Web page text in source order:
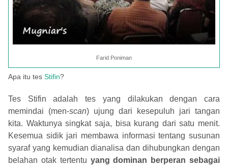
Farid Poniman
Apa itu tes Stifin?
Tes Stifin adalah tes yang dilakukan dengan cara
memindai (men-scan) ujung dari kesepuluh jari tangan
kita. Waktunya singkat saja, bisa kurang dari satu menit.
Kesemua sidik jari membawa informasi tentang susunan
syaraf yang kemudian dianalisa dan dihubungkan dengan
belahan otak tertentu yang dominan berperan sebagai